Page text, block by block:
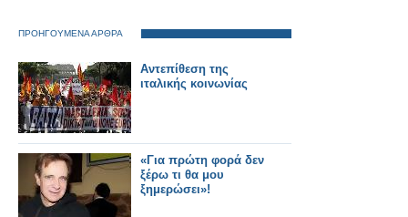
ΠΡΟΗΓΟΥΜΕΝΑ ΑΡΘΡΑ
Αντεπίθεση της
ιταλικής κοινωνίας
«Για πρώτη φορά δεν
ξέρω τι θα μου
ξημερώσει»!